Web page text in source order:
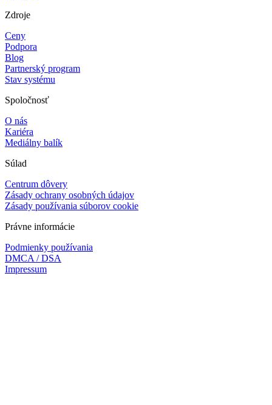
Zdroje
Ceny
Podpora
Blog
Partnerský program
Stav systému
Spoločnosť
O nás
Kariéra
Mediálny balík
Súlad
Centrum dôvery
Zásady ochrany osobných údajov
Zásady používania súborov cookie
Právne informácie
Podmienky používania
DMCA / DSA
Impressum